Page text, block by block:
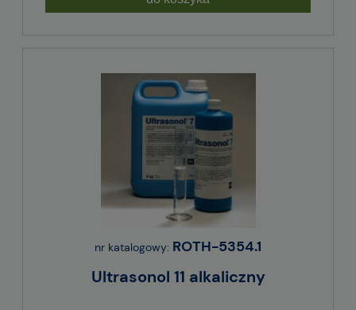
nr katalogowy: ROTH-5354.1
Ultrasonol 11 alkaliczny